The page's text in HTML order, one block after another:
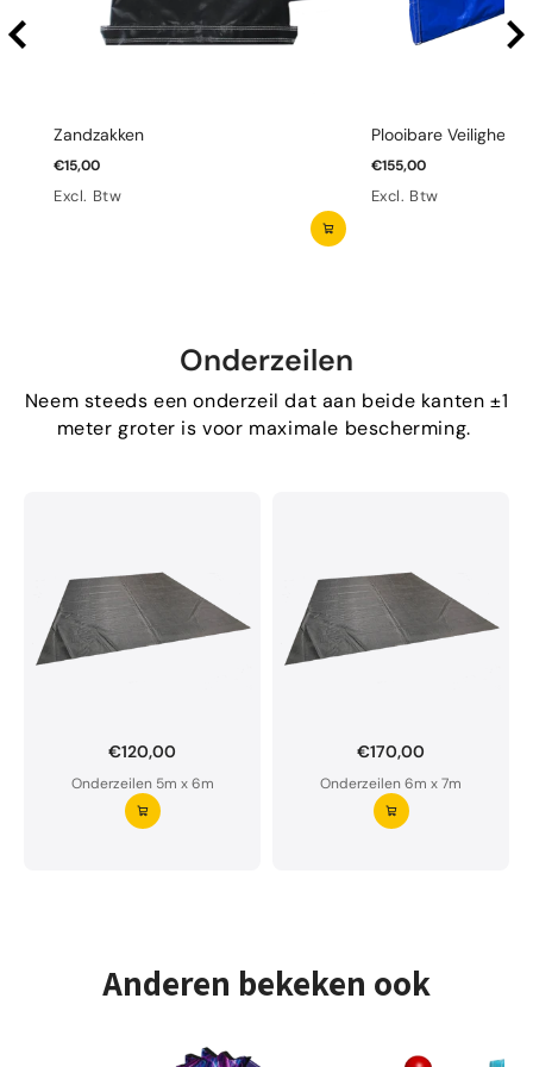
Zandzakken
€15,00
Excl. Btw
Plooibare
€155,00
Excl. Btw
Onderzeilen
Neem steeds een onderzeil dat aan beide kanten ±1
meter groter is voor maximale bescherming.
€120,00
Onderzeilen 5m x 6m
€170,00
Onderzeilen 6m x 7m
Onderzeil op maat bestellen?
Ons onderzeil is waterdoorlatend en van premium
Anderen bekeken ook